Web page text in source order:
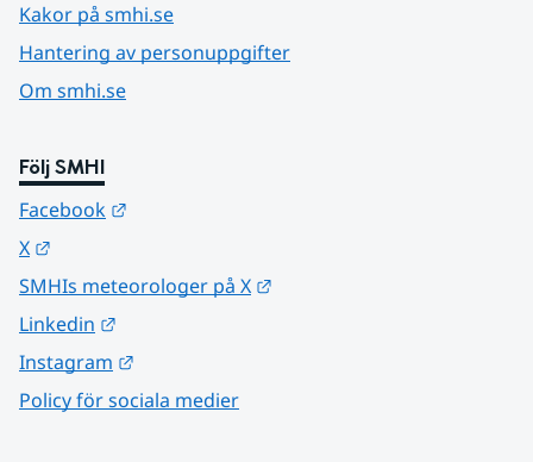
Kakor på smhi.se
Hantering av personuppgifter
Om smhi.se
Följ SMHI
Facebook
X
SMHIs meteorologer på X
Linkedin
Instagram
Policy för sociala medier